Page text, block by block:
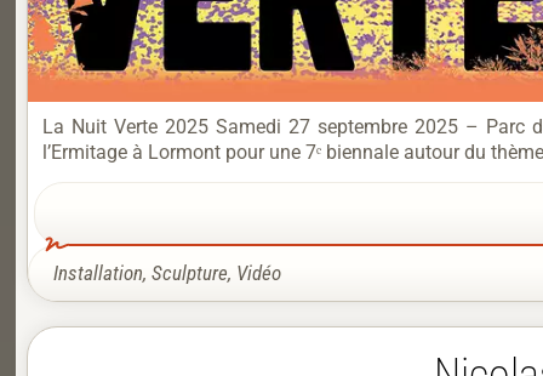
La Nuit Verte 2025 Samedi 27 septembre 2025 – Parc
l’Ermitage à Lormont pour une 7ᵉ biennale autour du
Installation, Sculpture, Vidéo